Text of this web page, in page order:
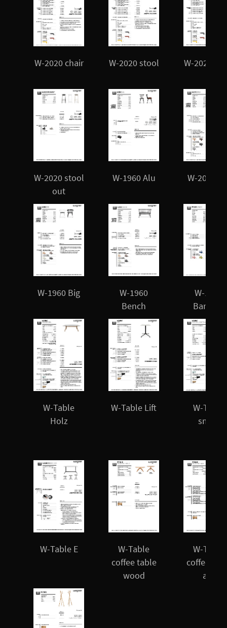
W-2020 chair W-2020 stool
W-2020
W-2020 stool
out
W-1960 Alu W-2010
W-1960 Big
W-1960
Bench
W-1960
Bambini
W-Table
Holz
W-Table Lift
W-Table
small
W-Table E
W-Table
coffee table
wood
W-Table
coffee
alu